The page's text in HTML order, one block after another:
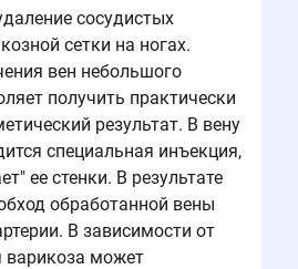
сосудистых
сетки на ногах.
вен небольшого
получить практически
результат. В вену
специальная инъекция,
ее стенки. В результате
обработанной вены
В зависимости от
варикоза может